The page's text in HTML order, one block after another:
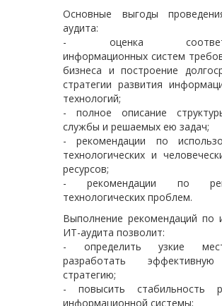
Основные выгоды
аудита:
- оценка
информационных систем
бизнеса и построение
стратегии развития
технологий;
- полное описание
службы и решаемых ею задач;
- рекомендации по
технологических и
ресурсов;
- рекомендации по
технологических проблем.
Выполнение рекомендаций по
ИТ-аудита позволит:
- определить узкие
разработать
стратегию;
- повысить стабильность
информационной системы;